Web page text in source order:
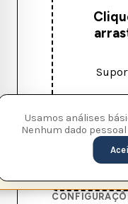
Usamos análises
Nenhum dado